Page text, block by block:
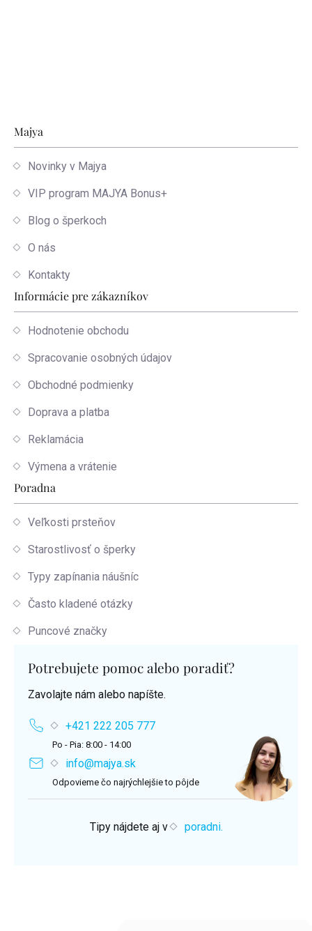
Zápätie
Majya
Novinky v Majya
VIP program MAJYA Bonus+
Blog o šperkoch
O nás
Kontakty
Informácie pre zákazníkov
Hodnotenie obchodu
Spracovanie osobných údajov
Obchodné podmienky
Doprava a platba
Reklamácia
Výmena a vrátenie
Poradna
Veľkosti prsteňov
Starostlivosť o šperky
Typy zapínania náušníc
Často kladené otázky
Puncové značky
Potrebujete pomoc alebo poradiť?
Zavolajte nám alebo napíšte.
+421 222 205 777
Po - Pia: 8:00 - 14:00
info@majya.sk
Odpovieme čo najrýchlejšie to pôjde
Tipy nájdete aj v poradni.